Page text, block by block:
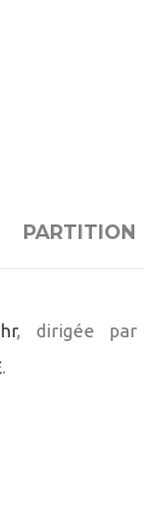
PARTITION
, dirigée par
.